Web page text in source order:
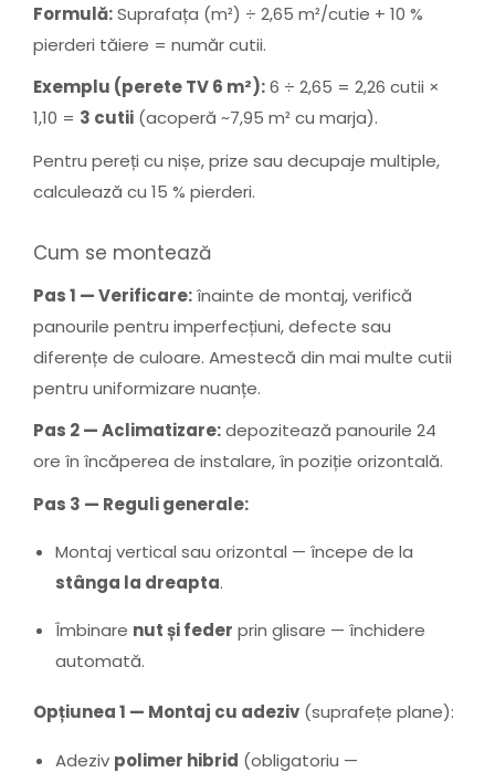
Formulă:Suprafața (m²) ÷ 2,65 m²/cutie + 10 %
pierderi tăiere = număr cutii.
Exemplu (perete TV 6 m²):6 ÷ 2,65 = 2,26 cutii ×
1,10 = 3 cutii (acoperă ~7,95 m² cu marja).
Pentru pereți cu nișe, prize sau decupaje multiple,
calculează cu 15 % pierderi.
Cum se montează
Pas 1 — Verificare:înainte de montaj, verifică
panourile pentru imperfecțiuni, defecte sau
diferențe de culoare. Amestecă din mai multe cutii
pentru uniformizare nuanțe.
Pas 2 — Aclimatizare:depozitează panourile 24
ore în încăperea de instalare, în poziție orizontală.
Pas 3 — Reguli generale:
Montaj vertical sau orizontal — începe de la
stânga la dreapta.
Îmbinare nut și feder prin glisare — închidere
automată.
Opțiunea 1 — Montaj cu adeziv (suprafețe plane):
Adeziv polimer hibrid (obligatoriu —